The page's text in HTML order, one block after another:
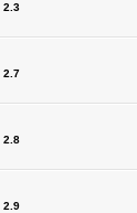
2.3
2.7
2.8
2.9